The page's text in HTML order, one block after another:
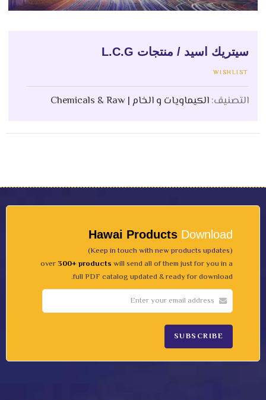
سيتريك اسيد / منتجات L.C.G
WISHLIST
التصنيف:الكيماويات و الخام | Chemicals & Raw
Hawai Products Download
(Keep in touch with new products updates)
over 300+ products will send all of them just for you in a
full PDF catalog updated & ready for download.